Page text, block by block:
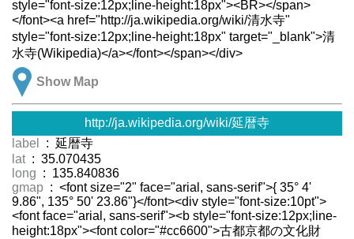
style="font-size:12px;line-height:18px"><BR></span>
</font><a href="http://ja.wikipedia.org/wiki/清水寺"
style="font-size:12px;line-height:18px" target="_blank">清
水寺(Wikipedia)</a></font></span></div>
Show Map
http://ja.wikipedia.org/wiki/延暦寺
label
: 延暦寺
lat : 35.070435
long : 135.840836
gmap : <font size="2" face="arial, sans-serif">{ 35° 4'
9.86", 135° 50' 23.86"}</font><div style="font-size:10pt">
<font face="arial, sans-serif"><b style="font-size:12px;line-
height:18px"><font color="#cc6600">古都京都の文化財